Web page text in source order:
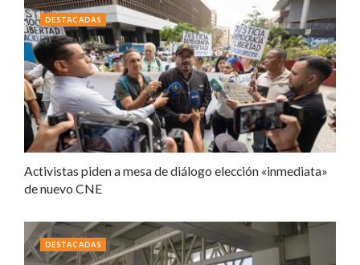
Activistas piden a mesa de diálogo elección «inmediata»
de nuevo CNE
DESTACADAS
DESTACADAS